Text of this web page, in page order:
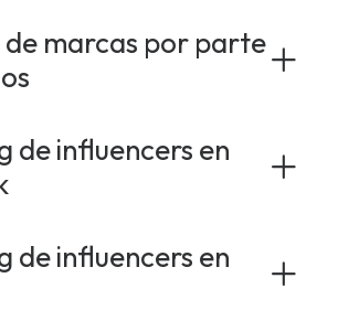
de marcas por parte
de influencers en
de influencers en